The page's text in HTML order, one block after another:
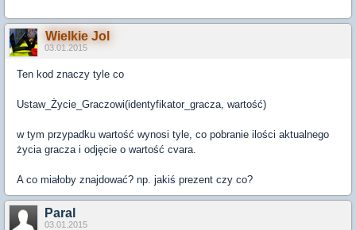
Wielkie Jol
03.01.2015
Ten kod znaczy tyle co
Ustaw_Życie_Graczowi(identyfikator_gracza, wartość)
w tym przypadku wartość wynosi tyle, co pobranie ilości aktualnego
życia gracza i odjęcie o wartość cvara.
A co miałoby znajdować? np. jakiś prezent czy co?
Paral
03.01.2015